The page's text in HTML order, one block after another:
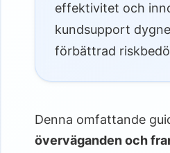
effektivitet och
kundsupport
förbättrad
Denna omfattande
överväganden och